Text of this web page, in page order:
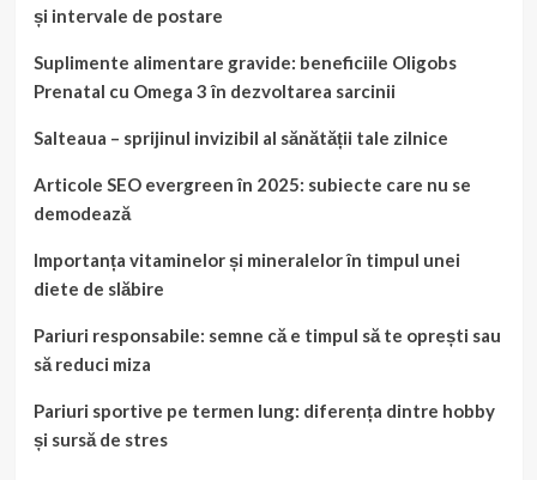
și intervale de postare
Suplimente alimentare gravide: beneficiile Oligobs
Prenatal cu Omega 3 în dezvoltarea sarcinii
Salteaua – sprijinul invizibil al sănătății tale zilnice
Articole SEO evergreen în 2025: subiecte care nu se
demodează
Importanța vitaminelor și mineralelor în timpul unei
diete de slăbire
Pariuri responsabile: semne că e timpul să te oprești sau
să reduci miza
Pariuri sportive pe termen lung: diferența dintre hobby
și sursă de stres